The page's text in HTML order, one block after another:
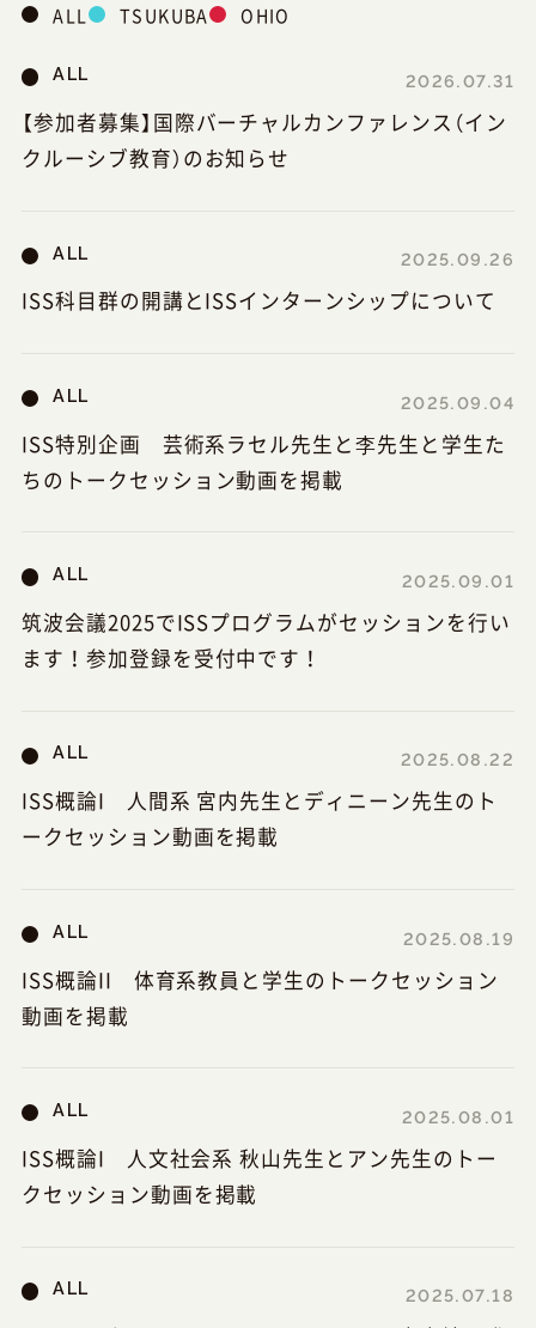
ALL TSUKUBA OHIO
ALL 2026.07.31
【参加者募集】国際バーチャルカンファレンス（イン
クルーシブ教育）のお知らせ
ALL 2025.09.26
ISS科目群の開講とISSインターンシップについて
ALL 2025.09.04
ISS特別企画 芸術系ラセル先生と李先生と学生た
ちのトークセッション動画を掲載
ALL 2025.09.01
筑波会議2025でISSプログラムがセッションを行い
ます！参加登録を受付中です！
ALL 2025.08.22
ISS概論I 人間系 宮内先生とディニーン先生のト
ークセッション動画を掲載
ALL 2025.08.19
ISS概論II 体育系教員と学生のトークセッション
動画を掲載
ALL 2025.08.01
ISS概論I 人文社会系 秋山先生とアン先生のトー
クセッション動画を掲載
ALL 2025.07.18